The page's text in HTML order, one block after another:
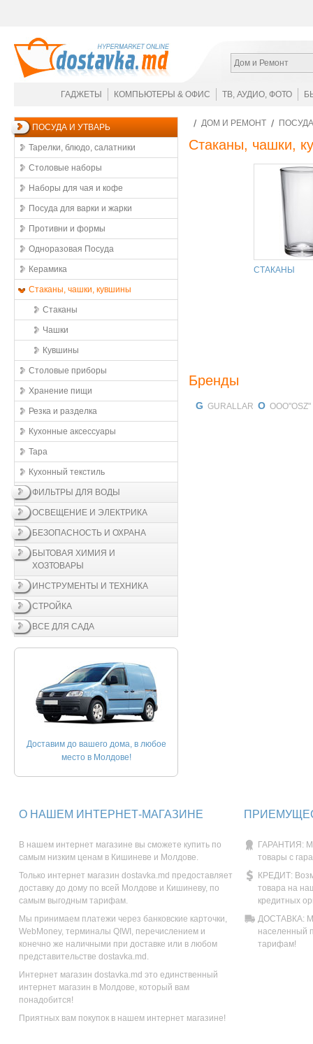
Дом и Ремонт
ГАДЖЕТЫ КОМПЬЮТЕРЫ & ОФИС ТВ, АУДИО, ФОТО
ПОСУДА И УТВАРЬ
Тарелки, блюдо, салатники
Столовые наборы
Наборы для чая и кофе
Посуда для варки и жарки
Противни и формы
Одноразовая Посуда
Керамика
Стаканы, чашки, кувшины
Стаканы
Чашки
Кувшины
Столовые приборы
Хранение пищи
Резка и разделка
Кухонные aксессуары
Тара
Кухонный текстиль
ФИЛЬТРЫ ДЛЯ ВОДЫ
ОСВЕЩЕНИЕ И ЭЛЕКТРИКА
БЕЗОПАСНОСТЬ И ОХРАНА
БЫТОВАЯ ХИМИЯ И
ХОЗТОВАРЫ
ИНСТРУМЕНТЫ И ТЕХНИКА
СТРОЙКА
ВСЕ ДЛЯ САДА
Доставим до вашего дома, в любое
место в Молдове!
ДОМ И РЕМОНТ
Стаканы, чашки,
СТАКАНЫ
Бренды
G GURALLAR O OOO"OSZ"
О НАШЕМ ИНТЕРНЕТ-МАГАЗИНЕ
В нашем интернет магазине вы сможете купить по
самым низким ценам в Кишиневе и Молдове.
Только интернет магазин dostavka.md предоставляет
доставку до дому по всей Молдове и Кишиневу, по
самым выгодным тарифам.
Мы принимаем платежи через банковские карточки,
WebMoney, терминалы QIWI, перечислением и
конечно же наличными при доставке или в любом
представительстве dostavka.md.
Интернет магазин dostavka.md это единственный
интернет магазин в Молдове, который вам
понадобится!
Приятных вам покупок в нашем интернет магазине!
ГАРАНТИЯ:
товары с
КРЕДИТ:
товара на
кредитных
ДОСТАВКА:
населенный
тарифам!